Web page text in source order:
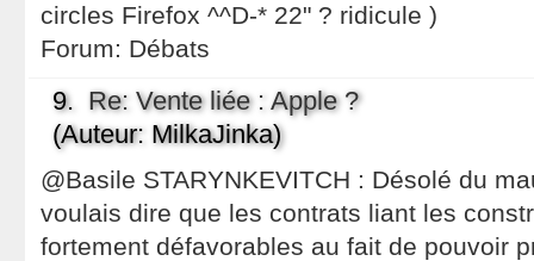
circles Firefox ^^D-* 22" ? ridicule )
Forum: Débats
9. Re: Vente liée : Apple ?
(Auteur: MilkaJinka)
@Basile STARYNKEVITCH : Désolé du
voulais dire que les contrats liant les
fortement défavorables au fait de pouvoir